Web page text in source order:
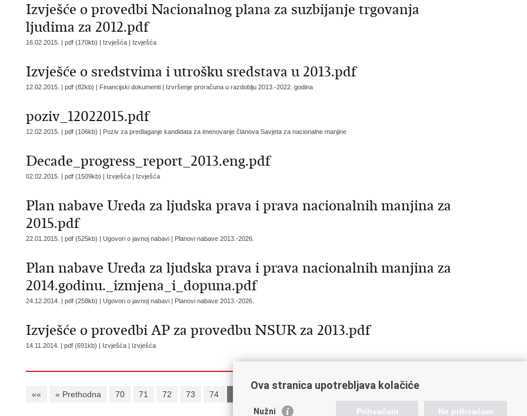
Izvješće o provedbi Nacionalnog plana za suzbijanje trgovanja
ljudima za 2012.pdf
16.02.2015. | pdf (170kb) | Izvješća | Izvješća
Izvješće o sredstvima i utrošku sredstava u 2013.pdf
12.02.2015. | pdf (82kb) | Financijski dokumenti | Izvršenje proračuna u razdoblju 2013.-2022. godina
poziv_12022015.pdf
12.02.2015. | pdf (106kb) | Poziv za predlaganje kandidata za imenovanje članova Savjeta za nacionalne manjine
Decade_progress_report_2013.eng.pdf
02.02.2015. | pdf (1509kb) | Izvješća | Izvješća
Plan nabave Ureda za ljudska prava i prava nacionalnih manjina za
2015.pdf
22.01.2015. | pdf (525kb) | Ugovori o javnoj nabavi | Planovi nabave 2013.-2026.
Plan nabave Ureda za ljudska prava i prava nacionalnih manjina za
2014.godinu._izmjena_i_dopuna.pdf
24.12.2014. | pdf (258kb) | Ugovori o javnoj nabavi | Planovi nabave 2013.-2026.
Izvješće o provedbi AP za provedbu NSUR za 2013.pdf
14.11.2014. | pdf (691kb) | Izvješća | Izvješća
«« « Prethodna 70 71 72 73 74 Sljedeća »
Ova stranica upotrebljava kolačiće
Nužni Prihvaćam Ne prihvaćam